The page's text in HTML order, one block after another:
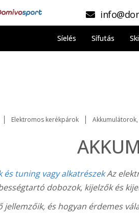
Síelés Sífutás
Elektromos kerékpárok
tuning vagy alkatrészekAz
dobozok, kijelzők és
jellemzőik, és hogyan érdemes